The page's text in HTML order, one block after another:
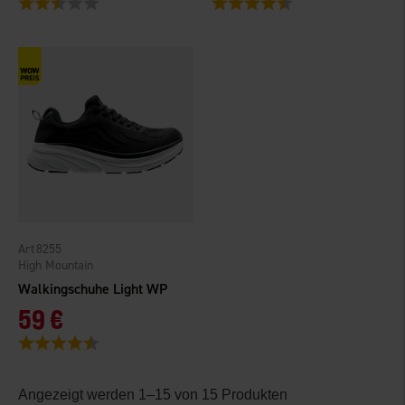
Walkingschuhe Light WP
High Mountain
8255
59 €
Bewertung:
Angezeigt werden 1–15 von 15 Produkten